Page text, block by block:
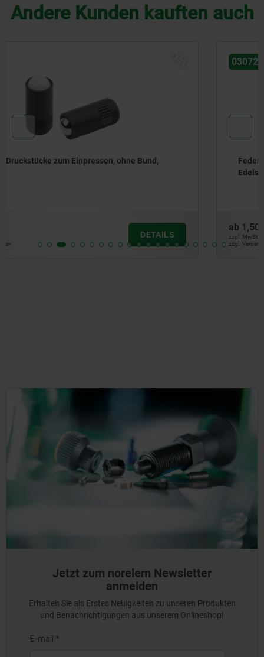
Andere Kunden kauften auch
NEU
Federnde Druckstücke zum Einpressen, ohne Bund,
zzgl. Versandkosten
DETAILS
Jetzt zum norelem Newsletter
anmelden
Erhalten Sie als Erstes Neuigkeiten zu unseren Produkten
und Benachrichtigungen aus unserem Onlineshop!